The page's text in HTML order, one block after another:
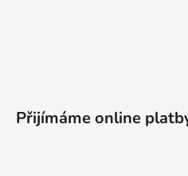
Přijímáme online